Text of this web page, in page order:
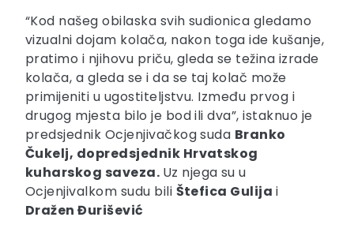
“Kod našeg obilaska svih sudionica gledamo
vizualni dojam kolača, nakon toga ide kušanje,
pratimo i njihovu priču, gleda se težina izrade
kolača, a gleda se i da se taj kolač može
primijeniti u ugostiteljstvu. Između prvog i
drugog mjesta bilo je bod ili dva”, istaknuo je
predsjednik Ocjenjivačkog suda Branko
Čukelj, dopredsjednik Hrvatskog
kuharskog saveza. Uz njega su u
Ocjenjivalkom sudu bili Štefica Gulija i
Dražen Đurišević